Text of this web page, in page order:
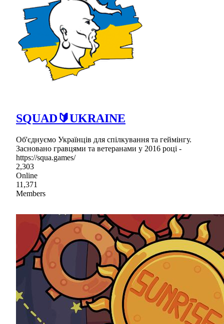
SQUAD🔰UKRAINE
Об'єднуємо Українців для спілкування та геймінгу.
Засновано гравцями та ветеранами у 2016 році -
https://squa.games/
2,303
Online
11,371
Members